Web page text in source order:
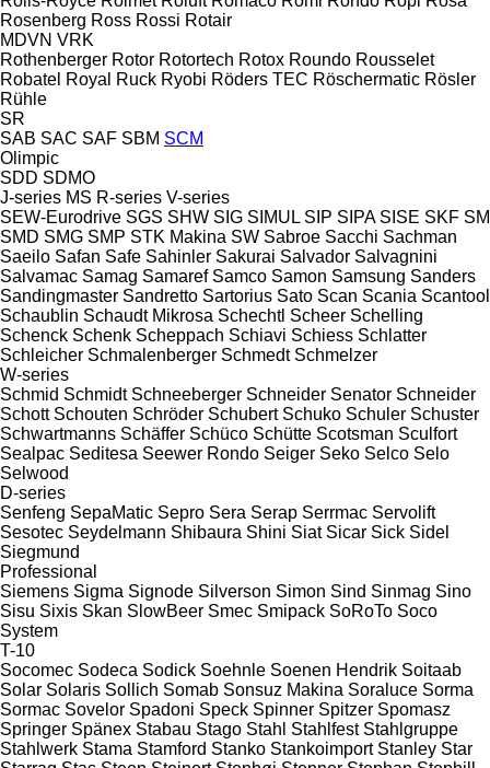
Rosenberg Ross Rossi Rotair
MDVN VRK
Rothenberger Rotor Rotortech Rotox Roundo Rousselet
Robatel Royal Ruck Ryobi Röders TEC Röschermatic Rösler
Rühle
SR
SAB SAC SAF SBM SCM
Olimpic
SDD SDMO
J-series MS R-series V-series
SEW-Eurodrive SGS SHW SIG SIMUL SIP SIPA SISE SKF SM
SMD SMG SMP STK Makina SW Sabroe Sacchi Sachman
Saeilo Safan Safe Sahinler Sakurai Salvador Salvagnini
Salvamac Samag Samaref Samco Samon Samsung Sanders
Sandingmaster Sandretto Sartorius Sato Scan Scania Scantool
Schaublin Schaudt Mikrosa Schechtl Scheer Schelling
Schenck Schenk Scheppach Schiavi Schiess Schlatter
Schleicher Schmalenberger Schmedt Schmelzer
W-series
Schmid Schmidt Schneeberger Schneider Senator Schneider
Schott Schouten Schröder Schubert Schuko Schuler Schuster
Schwartmanns Schäffer Schüco Schütte Scotsman Sculfort
Sealpac Seditesa Seewer Rondo Seiger Seko Selco Selo
Selwood
D-series
Senfeng SepaMatic Sepro Sera Serap Serrmac Servolift
Sesotec Seydelmann Shibaura Shini Siat Sicar Sick Sidel
Siegmund
Professional
Siemens Sigma Signode Silverson Simon Sind Sinmag Sino
Sisu Sixis Skan SlowBeer Smec Smipack SoRoTo Soco
System
T-10
Socomec Sodeca Sodick Soehnle Soenen Hendrik Soitaab
Solar Solaris Sollich Somab Sonsuz Makina Soraluce Sorma
Sormac Sovelor Spadoni Speck Spinner Spitzer Spomasz
Springer Spänex Stabau Stago Stahl Stahlfest Stahlgruppe
Stahlwerk Stama Stamford Stanko Stankoimport Stanley Star